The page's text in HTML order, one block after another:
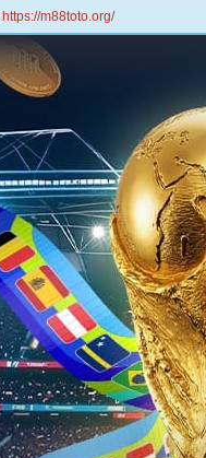
https://m88toto.org/